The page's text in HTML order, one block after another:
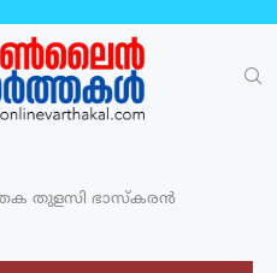
തുളസി ഭാസ്‌കരൻ